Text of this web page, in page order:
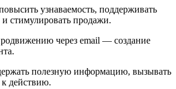
узнаваемость, поддерживать
и стимулировать продажи.
через email — создание
полезную информацию, вызывать
к действию.